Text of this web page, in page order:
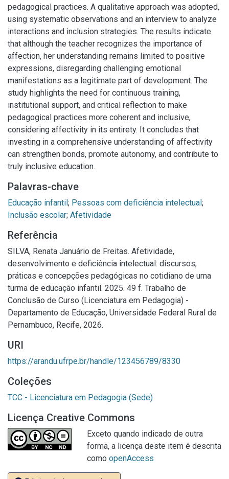
pedagogical practices. A qualitative approach was adopted,
using systematic observations and an interview to analyze
interactions and inclusion strategies. The results indicate
that although the teacher recognizes the importance of
affection, her understanding remains limited to positive
expressions, disregarding challenging emotional
manifestations as a legitimate part of development. The
study highlights the need for continuous training,
institutional support, and critical reflection to make
pedagogical practices more coherent and inclusive,
considering affectivity in its entirety. It concludes that
investing in a comprehensive understanding of affectivity
can strengthen bonds, promote autonomy, and contribute to
truly inclusive education.
Palavras-chave
Educação infantil; Pessoas com deﬁciência intelectual;
Inclusão escolar; Afetividade
Referência
SILVA, Renata Januário de Freitas. Afetividade,
desenvolvimento e deficiência intelectual: discursos,
práticas e concepções pedagógicas no cotidiano de uma
turma de educação infantil. 2025. 49 f. Trabalho de
Conclusão de Curso (Licenciatura em Pedagogia) -
Departamento de Educação, Universidade Federal Rural de
Pernambuco, Recife, 2026.
URI
https://arandu.ufrpe.br/handle/123456789/8330
Coleções
TCC - Licenciatura em Pedagogia (Sede)
Licença Creative Commons
Exceto quando indicado de outra
forma, a licença deste item é descrita
como openAccess